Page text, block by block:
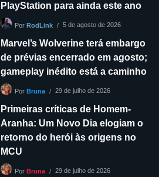
PlayStation para ainda este ano
Por RodLink 5 de agosto de 2026
Marvel’s Wolverine terá embargo
de prévias encerrado em agosto;
gameplay inédito está a caminho
Por Bruna 29 de julho de 2026
Primeiras críticas de Homem-
Aranha: Um Novo Dia elogiam o
retorno do herói às origens no
MCU
Por Bruna 29 de julho de 2026